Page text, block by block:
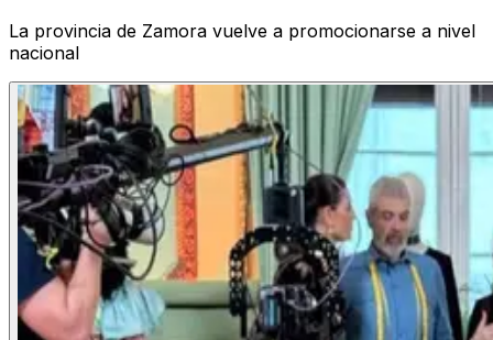
La provincia de Zamora vuelve a promocionarse a nivel
nacional